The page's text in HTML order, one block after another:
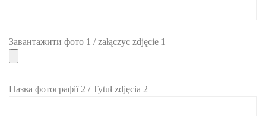
Завантажити фото 1 / załączyc zdjęcie 1
Назва фотографії 2 / Tytuł zdjęcia 2